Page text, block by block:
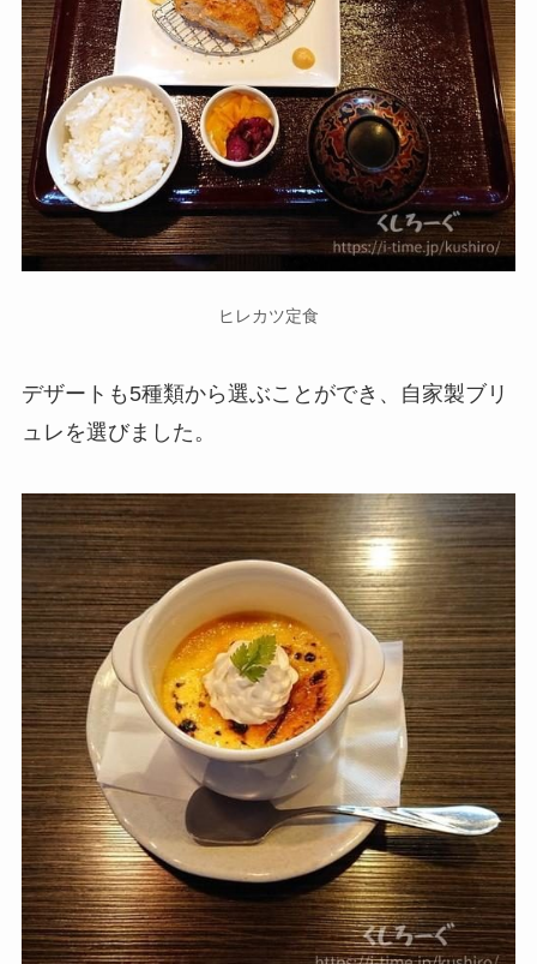
ヒレカツ定食
デザートも5種類から選ぶことができ、自家製ブリ
ュレを選びました。